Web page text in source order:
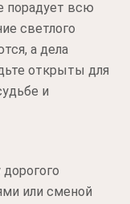
порадует всю
светлого
а дела
открыты для
и
или сменой